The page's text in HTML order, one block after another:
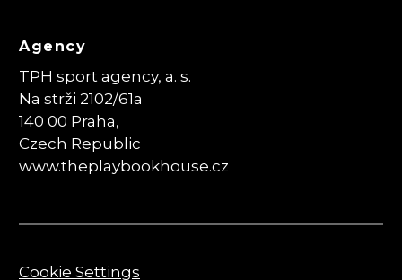
Agency
TPH sport agency, a. s.
Na strži 2102/61a
140 00 Praha,
Czech Republic
www.theplaybookhouse.cz
Cookie Settings